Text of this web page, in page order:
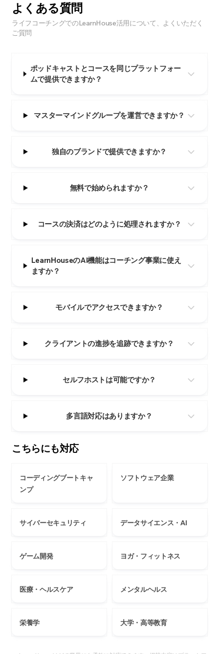
よくある質問
ライフコーチングでのLearnHouse活用について、よくいただく
ご質問
ポッドキャストとコースを同じプラットフォー
ムで提供できますか？
マスターマインドグループを運営できますか？
独自のブランドで提供できますか？
無料で始められますか？
コースの決済はどのように処理されますか？
LearnHouseのAI機能はコーチング事業に使え
ますか？
モバイルでアクセスできますか？
クライアントの進捗を追跡できますか？
セルフホストは可能ですか？
多言語対応はありますか？
こちらにも対応
コーディングブートキャ
ンプ
ソフトウェア企業
サイバーセキュリティ データサイエンス・AI
ゲーム開発 ヨガ・フィットネス
医療・ヘルスケア メンタルヘルス
栄養学 大学・高等教育